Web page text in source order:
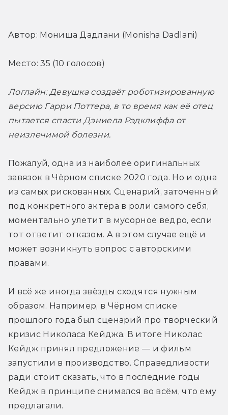
Автор: Мониша Дадлани (Monisha Dadlani)
Место: 35 (10 голосов)
Логлайн: Девушка создаёт роботизированную
версию Гарри Поттера, в то время как её отец
пытается спасти Дэниела Рэдклиффа от
неизлечимой болезни.
Пожалуй, одна из наиболее оригинальных
завязок в Чёрном списке 2020 года. Но и одна
из самых рискованных. Сценарий, заточенный
под конкретного актёра в роли самого себя,
моментально улетит в мусорное ведро, если
тот ответит отказом. А в этом случае ещё и
может возникнуть вопрос с авторскими
правами.
И всё же иногда звёзды сходятся нужным
образом. Например, в Чёрном списке
прошлого года был сценарий про творческий
кризис Николаса Кейджа. В итоге Николас
Кейдж принял предложение — и фильм
запустили в производство. Справедливости
ради стоит сказать, что в последние годы
Кейдж в принципе снимался во всём, что ему
предлагали.